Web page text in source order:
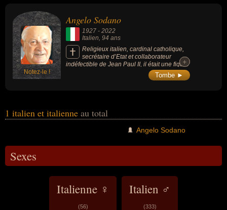
scientifique, secrétaire d'état ou théologien.
Notez-le !
Angelo Sodano
1927 - 2022
Italien, 94 ans
Religieux italien, cardinal catholique,
secrétaire d’Etat et collaborateur
indéfectible de Jean Paul II, il était une figure
controversée du Vatican en raison de ses
liens avec la dictature chilienne et son rôle
+
+
Tombe ►
1 italien et italienne au total
Angelo Sodano
Sexes
Italienne ♀
(56)
Italien ♂
(333)